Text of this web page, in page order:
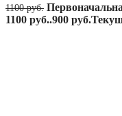
1100руб.
1100 руб..900 руб.